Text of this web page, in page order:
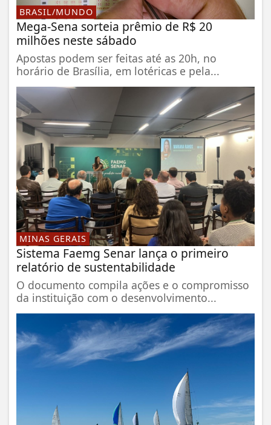
BRASIL/MUNDO
Mega-Sena sorteia prêmio de R$ 20
milhões neste sábado
Apostas podem ser feitas até as 20h, no
horário de Brasília, em lotéricas e pela...
MINAS GERAIS
Sistema Faemg Senar lança o primeiro
relatório de sustentabilidade
O documento compila ações e o compromisso
da instituição com o desenvolvimento...